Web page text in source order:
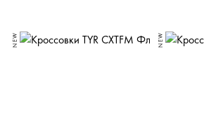
NEW NEW